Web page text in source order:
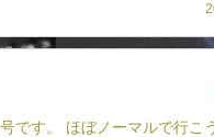
です。 ほぼノーマルで行こ